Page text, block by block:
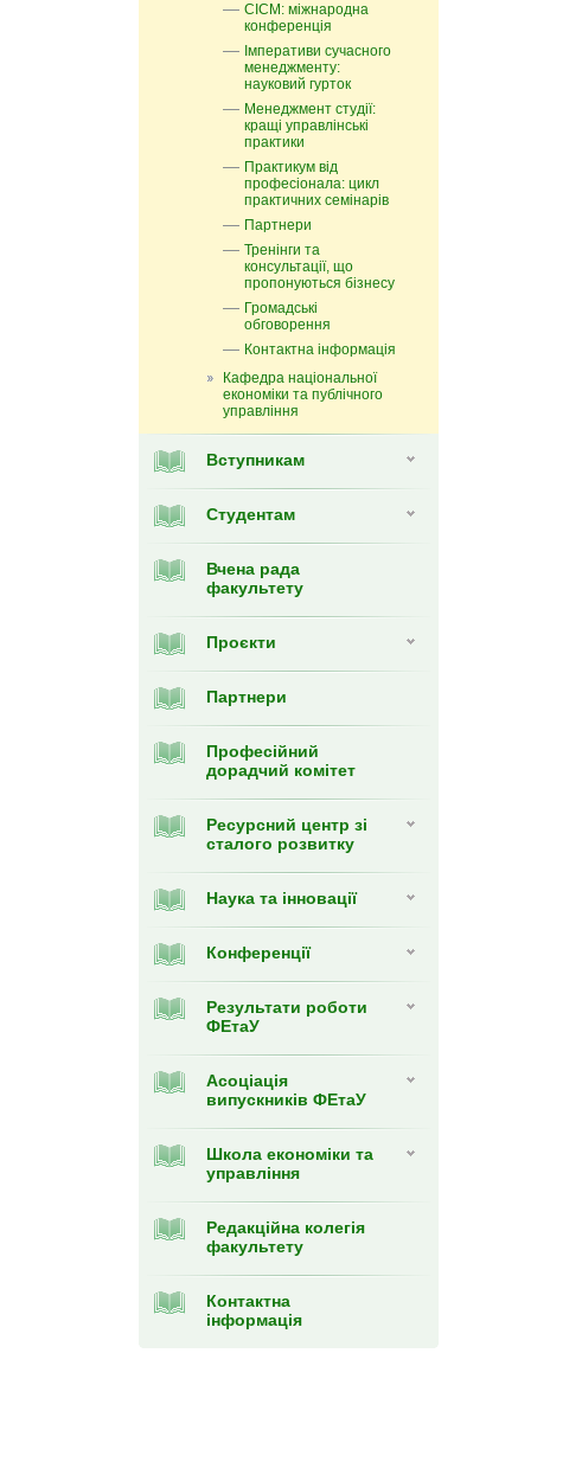
СІСМ: міжнародна
конференція
Імперативи сучасного
менеджменту:
науковий гурток
Менеджмент студії:
кращі управлінські
практики
Практикум від
професіонала: цикл
практичних семінарів
Партнери
Тренінги та
консультації, що
пропонуються бізнесу
Громадські
обговорення
Контактна інформація
Кафедра національної
економіки та публічного
управління
Вступникам
Студентам
Вчена рада
факультету
Проєкти
Партнери
Професійний
дорадчий комітет
Ресурсний центр зі
сталого розвитку
Наука та інновації
Конференції
Результати роботи
ФЕтаУ
Асоціація
випускників ФЕтаУ
Школа економіки та
управління
Редакційна колегія
факультету
Контактна
інформація